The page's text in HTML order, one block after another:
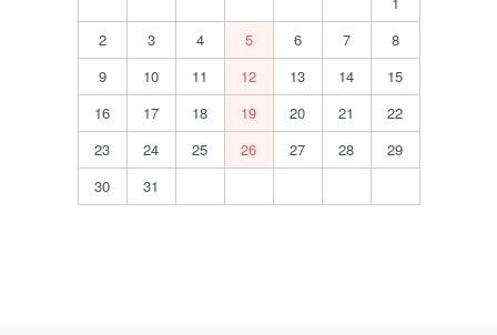
2
3 4 5 6 7
8
9
10 11 12 13 14
15
16
17 18 19 20 21
22
23
24 25 26 27 28
29
30
31